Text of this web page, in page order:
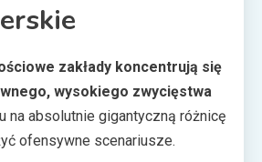
zakłady koncentrują się
wysokiego zwycięstwa
na absolutnie gigantyczną różnicę
ofensywne scenariusze.